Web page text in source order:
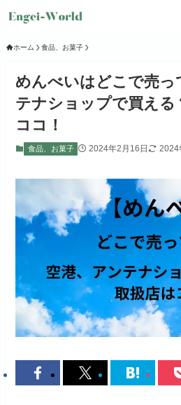
ホーム 食品、お菓子
めんべいはどこで売っ
テナショップで買える
ココ！
食品、お菓子 2024年2月16日 2024